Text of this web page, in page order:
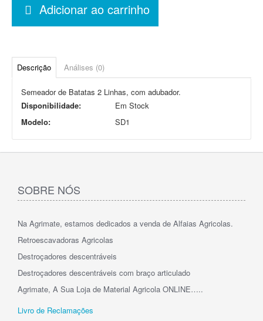
Adicionar ao carrinho
Descrição Análises (0)
Semeador de Batatas 2 Linhas, com adubador.
Disponibilidade:
Em Stock
Modelo:
SD1
SOBRE NÓS
Na Agrimate, estamos dedicados a venda de Alfaias Agricolas.
Retroescavadoras Agricolas
Destroçadores descentráveis
Destroçadores descentráveis com braço articulado
Agrimate, A Sua Loja de Material Agricola ONLINE…..
Livro de Reclamações